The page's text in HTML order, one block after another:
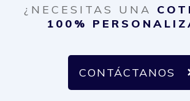
¿NECESITAS UNA
100%
CONTÁCTANOS